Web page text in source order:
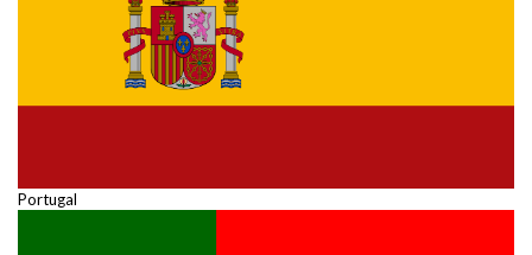
Portugal